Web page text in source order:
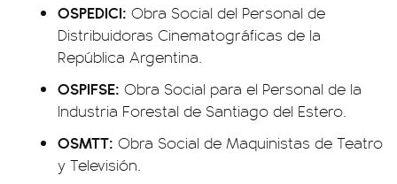
OSPEDICI: Obra Social del Personal de
Distribuidoras Cinematográficas de la
República Argentina.
OSPIFSE: Obra Social para el Personal de la
Industria Forestal de Santiago del Estero.
OSMTT: Obra Social de Maquinistas de Teatro
y Televisión.